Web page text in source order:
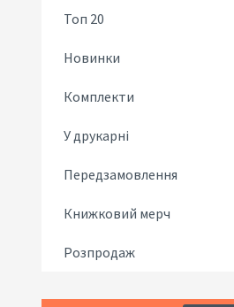
Топ 20
Новинки
Комплекти
У друкарні
Передзамовлення
Книжковий мерч
Розпродаж